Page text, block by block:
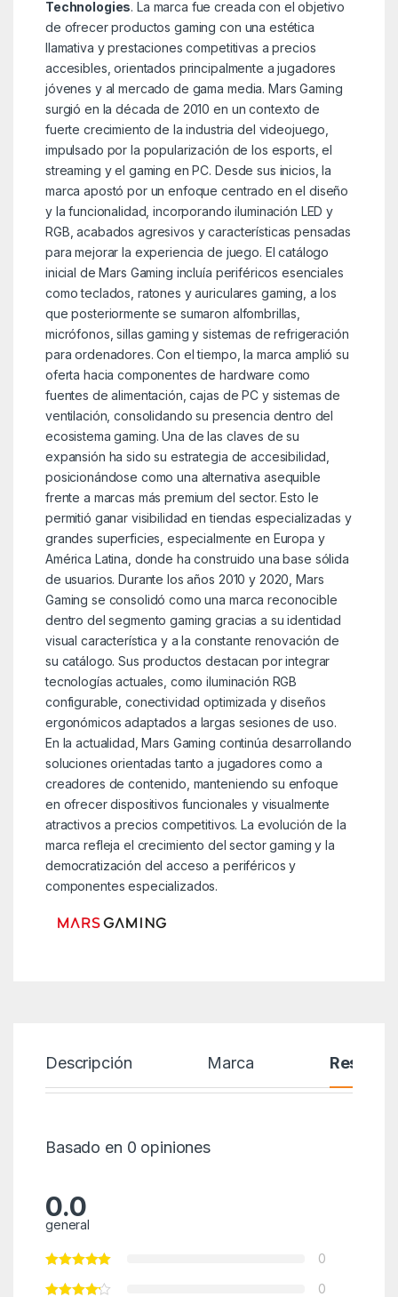
Technologies. La marca fue creada con el objetivo
de ofrecer productos gaming con una estética
llamativa y prestaciones competitivas a precios
accesibles, orientados principalmente a jugadores
jóvenes y al mercado de gama media. Mars Gaming
surgió en la década de 2010 en un contexto de
fuerte crecimiento de la industria del videojuego,
impulsado por la popularización de los esports, el
streaming y el gaming en PC. Desde sus inicios, la
marca apostó por un enfoque centrado en el diseño
y la funcionalidad, incorporando iluminación LED y
RGB, acabados agresivos y características pensadas
para mejorar la experiencia de juego. El catálogo
inicial de Mars Gaming incluía periféricos esenciales
como teclados, ratones y auriculares gaming, a los
que posteriormente se sumaron alfombrillas,
micrófonos, sillas gaming y sistemas de refrigeración
para ordenadores. Con el tiempo, la marca amplió su
oferta hacia componentes de hardware como
fuentes de alimentación, cajas de PC y sistemas de
ventilación, consolidando su presencia dentro del
ecosistema gaming. Una de las claves de su
expansión ha sido su estrategia de accesibilidad,
posicionándose como una alternativa asequible
frente a marcas más premium del sector. Esto le
permitió ganar visibilidad en tiendas especializadas y
grandes superficies, especialmente en Europa y
América Latina, donde ha construido una base sólida
de usuarios. Durante los años 2010 y 2020, Mars
Gaming se consolidó como una marca reconocible
dentro del segmento gaming gracias a su identidad
visual característica y a la constante renovación de
su catálogo. Sus productos destacan por integrar
tecnologías actuales, como iluminación RGB
configurable, conectividad optimizada y diseños
ergonómicos adaptados a largas sesiones de uso.
En la actualidad, Mars Gaming continúa desarrollando
soluciones orientadas tanto a jugadores como a
creadores de contenido, manteniendo su enfoque
en ofrecer dispositivos funcionales y visualmente
atractivos a precios competitivos. La evolución de la
marca refleja el crecimiento del sector gaming y la
democratización del acceso a periféricos y
componentes especializados.
Descripción Marca Reseñas
Basado en 0 opiniones
0.0
general
0
0